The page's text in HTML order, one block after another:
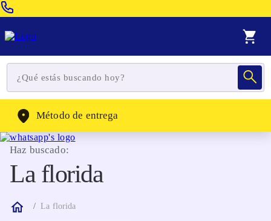
WhatsApp: (302) 262-4104
Método de entrega
Haz buscado:
La florida
La florida